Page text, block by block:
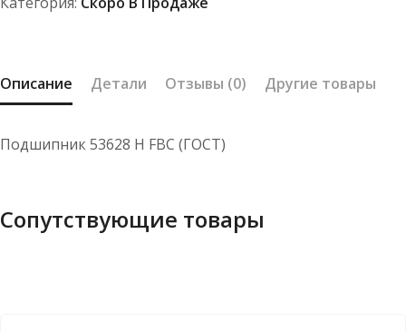
Описание Детали Отзывы (0) Другие товары
Подшипник 53628 Н FBC (ГОСТ)
Сопутствующие товары